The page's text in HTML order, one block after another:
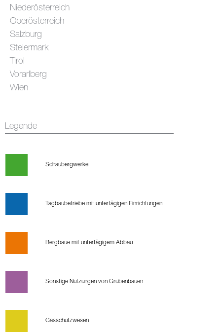
Niederösterreich
Oberösterreich
Salzburg
Steiermark
Tirol
Vorarlberg
Wien
Legende
Schaubergwerke
Tagbaubetriebe mit untertägigen Einrichtungen
Bergbaue mit untertägigem Abbau
Sonstige Nutzungen von Grubenbauen
Gasschutzwesen